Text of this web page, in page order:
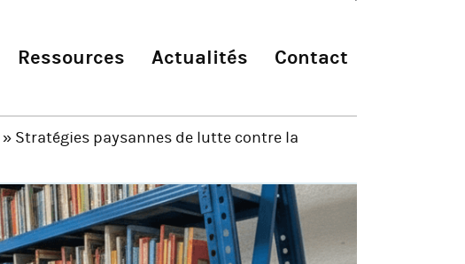
Ressources Actualités Contact
» Stratégies paysannes de lutte contre la